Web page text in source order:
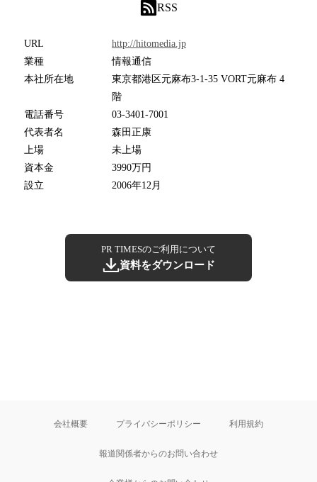
RSS
URL
http://hitomedia.jp
業種
情報通信
本社所在地
東京都港区元麻布3-1-35 VORT元麻布 4
階
電話番号
03-3401-7001
代表者名
森田正康
上場
未上場
資本金
3990万円
設立
2006年12月
PR TIMESのご利用について
資料をダウンロード
会社概要 プライバシーポリシー 利用規約
報道関係者からのお問い合わせ